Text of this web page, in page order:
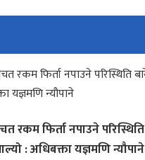
रकम फिर्ता नपाउने
: अधिबक्ता यज्ञमणि न्यौपाने